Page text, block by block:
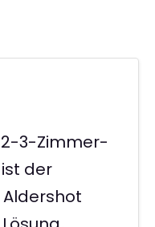
3-Zimmer-
der